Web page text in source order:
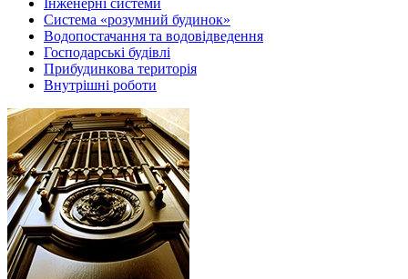
Інженерні системи
Система «розумний будинок»
Водопостачання та водовідведення
Господарські будівлі
Прибудинкова територія
Внутрішні роботи